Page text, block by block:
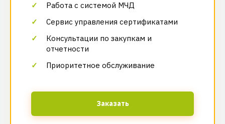
Работа с системой МЧД
Сервис управления сертификатами
Консультации по закупкам и
отчетности
Приоритетное обслуживание
Заказать